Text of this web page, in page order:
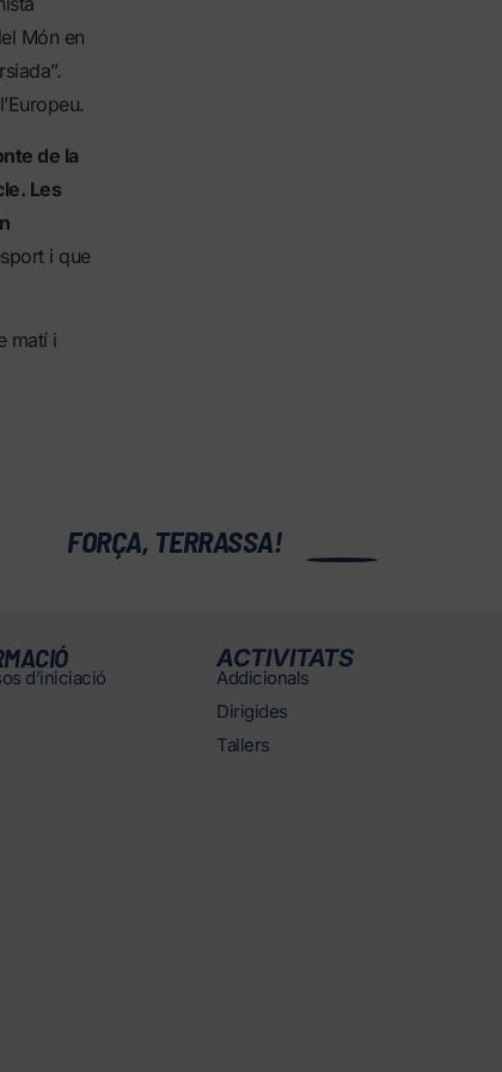
Món en
de la
Les
i que
matí i
FORÇA, TERRASSA!
d’iniciació
ACTIVITATS
Addicionals
Dirigides
Tallers